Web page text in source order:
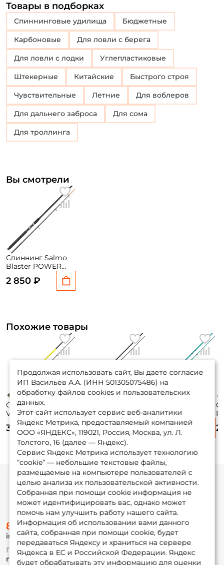
Товары в подборках
Спиннинговые удилища Бюджетные
Карбоновые Для ловли с берега
Для ловли с лодки Углепластиковые
Штекерные Китайские Быстрого строя
Чувствительные Летние Для воблеров
Для дальнего заброса для сома
Для троллинга
Вы смотрели
Спиннинг Salmo
Blaster POWER
2 850 ₽
Похожие товары
Спиннинг Maximus
Villain 240см. 3-
14гр. 144гр. fast /
MSVI24L
3 805 ₽
Indigo 240см. 7-
28гр. 153гр. fast /
MSIN24M
3 790 ₽
Norstream Alliance
Jig 244см. 10-28гр.
153гр. fast / ALSJ-
802MMH
3 090 ₽ 2
Продолжая использовать сайт, Вы даете согласие
ИП Васильев А.А. (ИНН 501305075486) на
обработку файлов cookies и пользовательских
данных.
Этот сайт использует сервис веб-аналитики
Яндекс Метрика, предоставляемый компанией
ООО «ЯНДЕКС», 119021, Россия, Москва, ул. Л.
Толстого, 16 (далее — Яндекс).
Сервис Яндекс Метрика использует технологию
“cookie” — небольшие текстовые файлы,
размещаемые на компьютере пользователей с
целью анализа их пользовательской активности.
Собранная при помощи cookie информация не
может идентифицировать вас, однако может
помочь нам улучшить работу нашего сайта.
Информация об использовании вами данного
сайта, собранная при помощи cookie, будет
передаваться Яндексу и храниться на сервере
Яндекса в ЕС и Российской Федерации. Яндекс
будет обрабатывать эту информацию для оценки
Информация
О магазине
Доставка
Оплата
Fox-bonus
Гуру
8 (495) 532-77-88
info@foxfishing.ru
По вопросам с заказом
г. Москва, ул. Плеханова д.7